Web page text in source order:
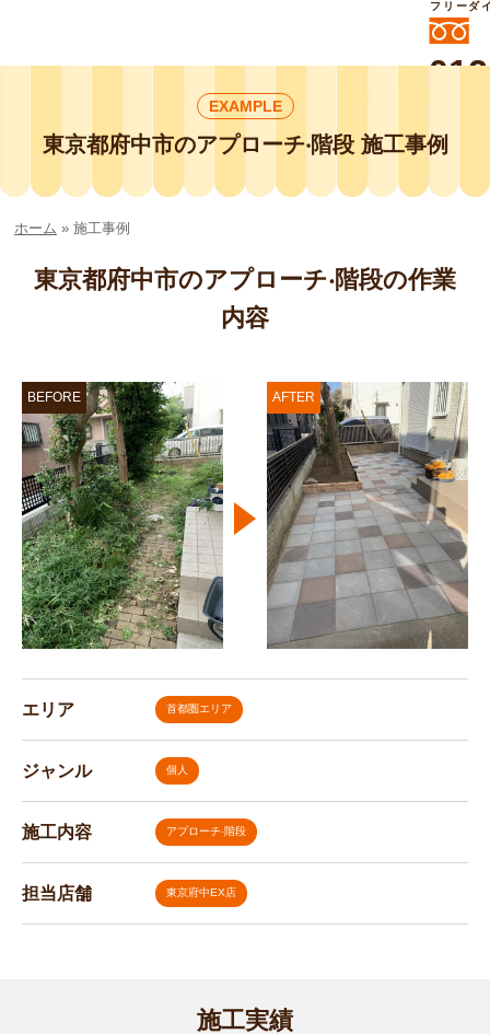
外構工事や庭リフォームは庭づくり業界
No.1チェーン店の
smileガーデンプチ庭づくり事業部にお
任せください！
フリーダ
EXAMPLE
東京都府中市のアプローチ‧階段 施工事例
ホーム » 施工事例
東京都府中市のアプローチ‧階段の作業
内容
BEFORE AFTER
エリア 首都圏エリア
ジャンル 個人
施工内容 アプローチ‧階段
担当店舗 東京府中EX店
施工実績